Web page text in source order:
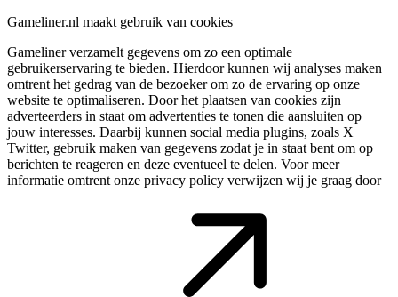
Gameliner.nl maakt gebruik van cookies
Gameliner verzamelt gegevens om zo een optimale
gebruikerservaring te bieden. Hierdoor kunnen wij analyses maken
omtrent het gedrag van de bezoeker om zo de ervaring op onze
website te optimaliseren. Door het plaatsen van cookies zijn
adverteerders in staat om advertenties te tonen die aansluiten op
jouw interesses. Daarbij kunnen social media plugins, zoals X
Twitter, gebruik maken van gegevens zodat je in staat bent om op
berichten te reageren en deze eventueel te delen. Voor meer
informatie omtrent onze privacy policy verwijzen wij je graag door